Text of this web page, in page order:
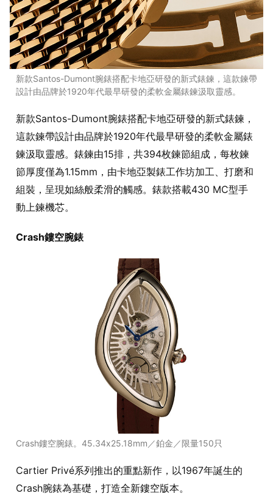
新款Santos-Dumont腕錶搭配卡地亞研發的新式錶鍊，這款鍊帶
設計由品牌於1920年代最早研發的柔軟金屬錶鍊汲取靈感。
新款Santos-Dumont腕錶搭配卡地亞研發的新式錶鍊，
這款鍊帶設計由品牌於1920年代最早研發的柔軟金屬錶
鍊汲取靈感。錶鍊由15排，共394枚鍊節組成，每枚鍊
節厚度僅為1.15mm，由卡地亞製錶工作坊加工、打磨和
組裝，呈現如絲般柔滑的觸感。錶款搭載430 MC型手
動上鍊機芯。
Crash鏤空腕錶
Crash鏤空腕錶。45.34x25.18mm／鉑金／限量150只
Cartier Privé系列推出的重點新作，以1967年誕生的
Crash腕錶為基礎，打造全新鏤空版本。